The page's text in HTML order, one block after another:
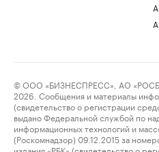
© ООО «БИЗНЕСПРЕСС», АО
2026. Сообщения и материалы
(свидетельство о регистрации
выдано Федеральной службой по
информационных технологий и
(Роскомнадзор) 09.12.2015 за